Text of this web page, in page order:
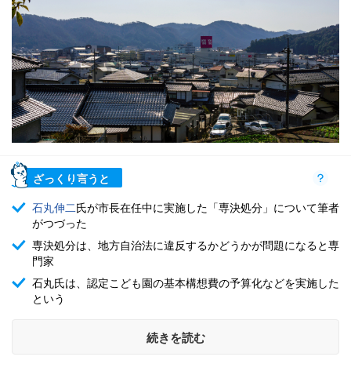
ざっくり言うと
石丸伸二氏が市長在任中に実施した「専決処分」について筆者
がつづった
専決処分は、地方自治法に違反するかどうかが問題になると専
門家
石丸氏は、認定こども園の基本構想費の予算化などを実施した
という
続きを読む